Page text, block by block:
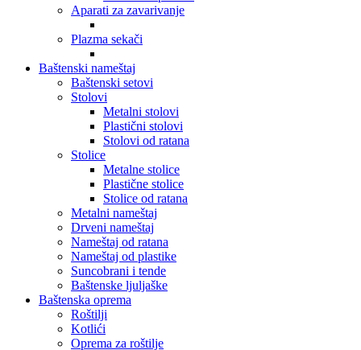
Aparati za zavarivanje
Plazma sekači
Baštenski nameštaj
Baštenski setovi
Stolovi
Metalni stolovi
Plastični stolovi
Stolovi od ratana
Stolice
Metalne stolice
Plastične stolice
Stolice od ratana
Metalni nameštaj
Drveni nameštaj
Nameštaj od ratana
Nameštaj od plastike
Suncobrani i tende
Baštenske ljuljaške
Baštenska oprema
Roštilji
Kotlići
Oprema za roštilje